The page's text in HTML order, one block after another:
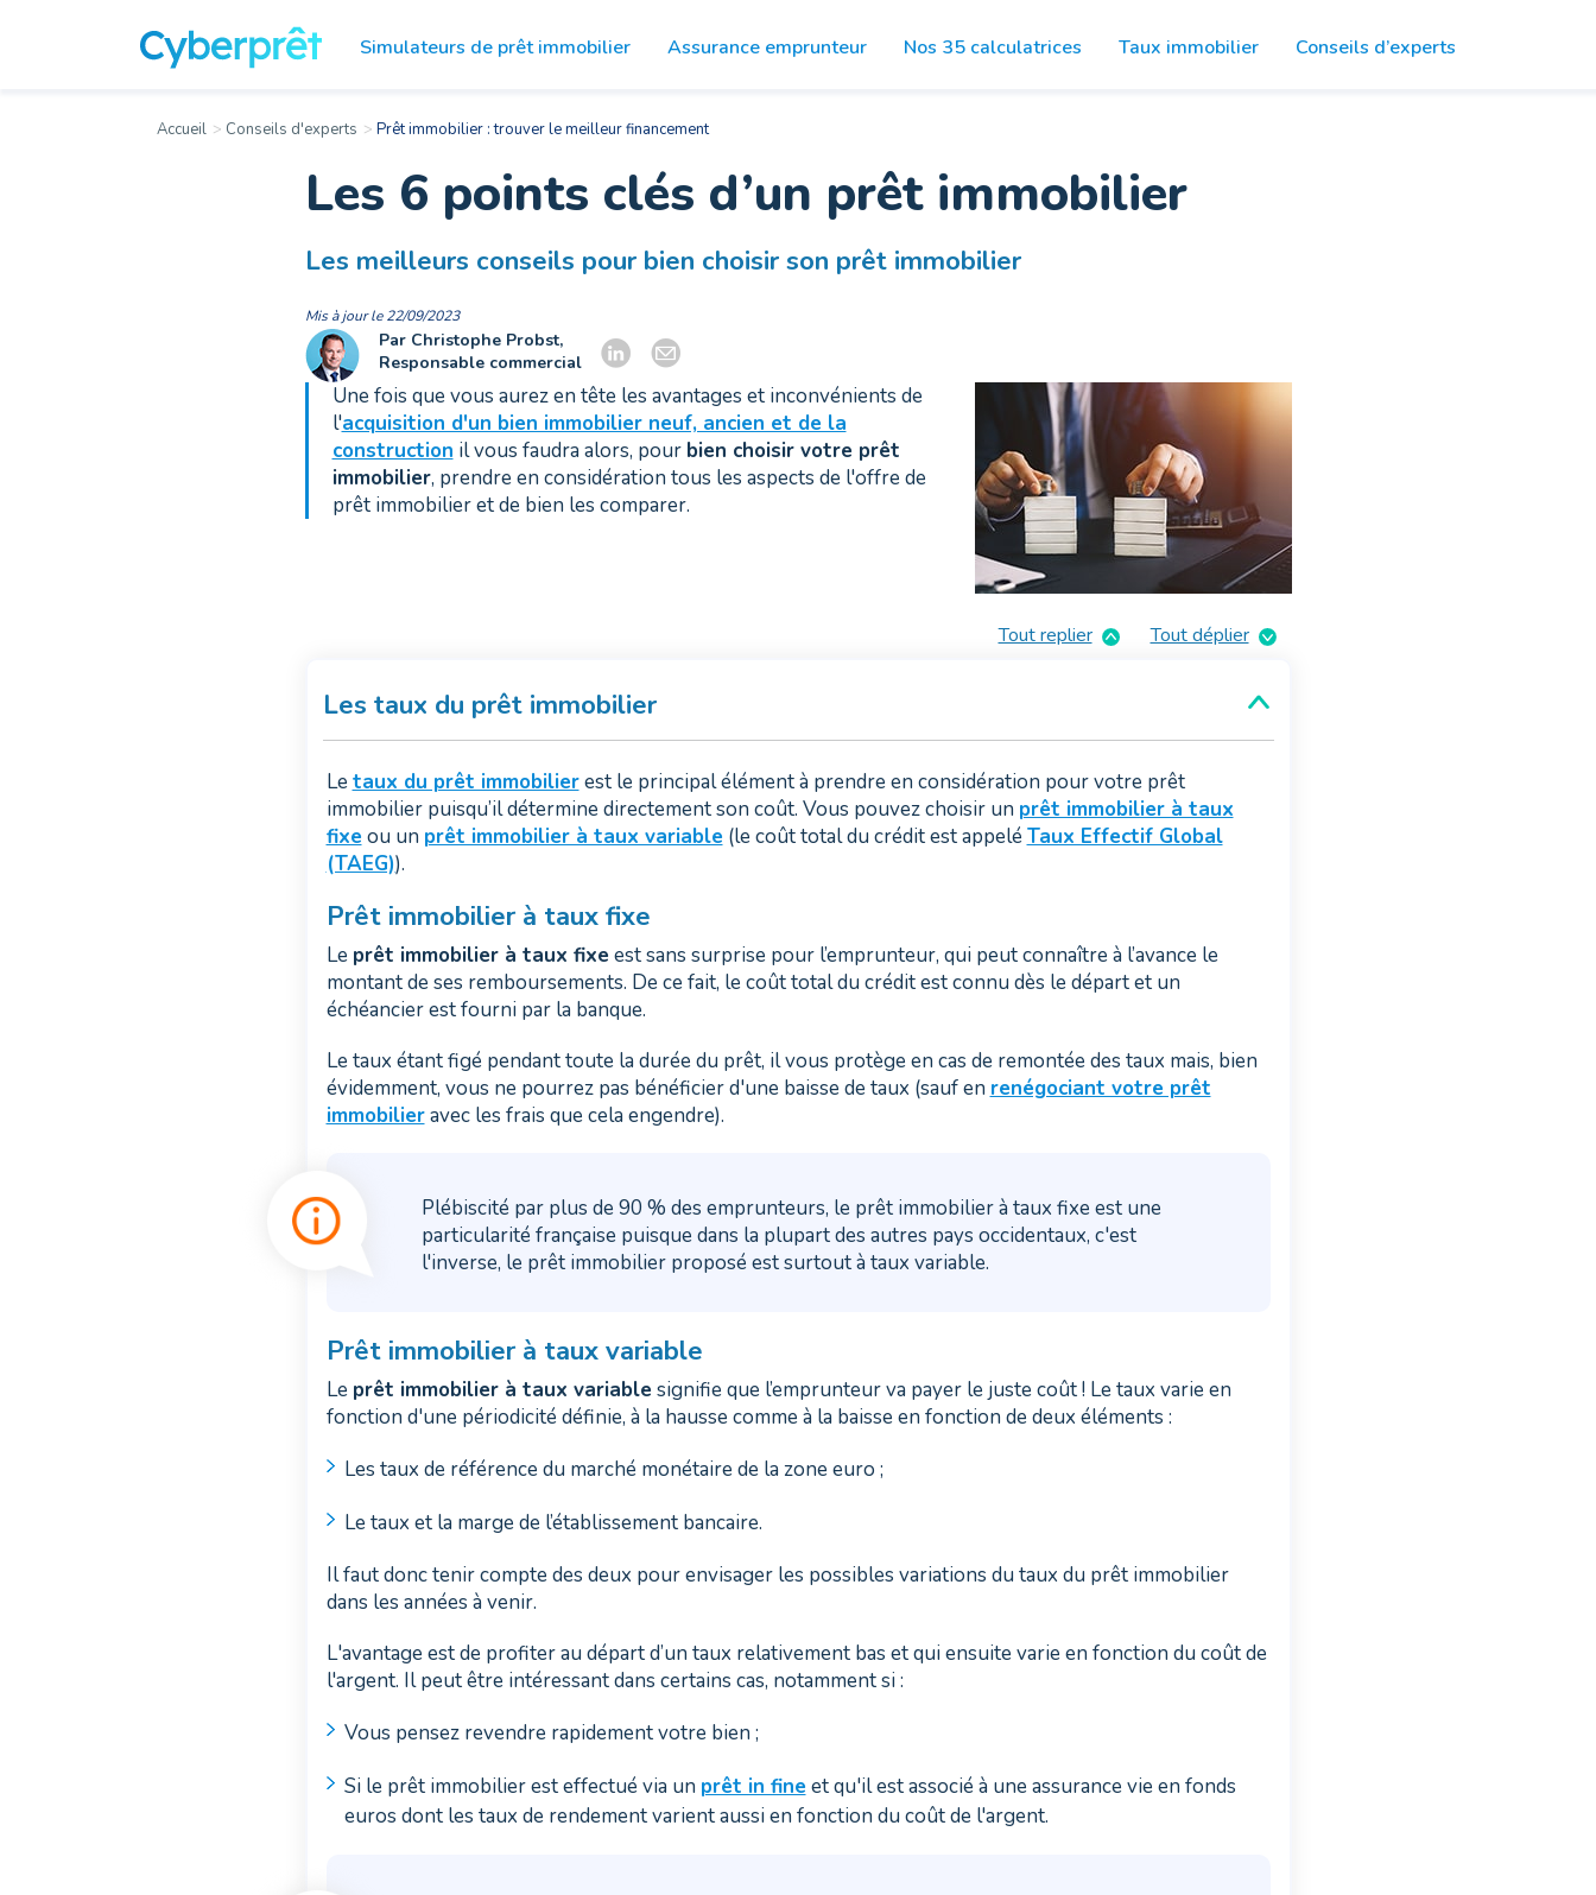
Simulateurs de prêt immobilier Assurance emprunteur Nos 35 calculatrices Taux immobilier Conseils d’experts
Accueil Conseils d'experts Prêt immobilier : trouver le meilleur financement
Les 6 points clés d’un prêt immobilier
Les meilleurs conseils pour bien choisir son prêt immobilier
Mis à jour le 22/09/2023
Par Christophe Probst,
Responsable commercial
Une fois que vous aurez en tête les avantages et inconvénients de
l'acquisition d'un bien immobilier neuf, ancien et de la
construction il vous faudra alors, pour bien choisir votre prêt
immobilier, prendre en considération tous les aspects de l'offre de
prêt immobilier et de bien les comparer.
Tout déplier
Tout replier
Les taux du prêt immobilier
Letaux du prêt immobilierest le principal élément à prendre en considération pour votre prêt
immobilier puisqu’il détermine directement son coût. Vous pouvez choisir un prêt immobilier à taux
fixe ou un prêt immobilier à taux variable (le coût total du crédit est appeléTaux Effectif Global
(TAEG)).
Prêt immobilier à taux fixe
Le prêt immobilier à taux fixe est sans surprise pour l’emprunteur, qui peut connaître à l’avance le
montant de ses remboursements. De ce fait, le coût total du crédit est connu dès le départ et un
échéancier est fourni par la banque.
Le taux étant figé pendant toute la durée du prêt, il vous protège en cas de remontée des taux mais, bien
évidemment, vous ne pourrez pas bénéficier d'une baisse de taux (sauf en renégociant votre prêt
immobilieravec les frais que cela engendre).
Plébiscité par plus de 90 % des emprunteurs, le prêt immobilier à taux fixe est une
particularité française puisque dans la plupart des autres pays occidentaux, c'est
l'inverse, le prêt immobilier proposé est surtout à taux variable.
Prêt immobilier à taux variable
Le prêt immobilier à taux variable signifie que l’emprunteur va payer le juste coût ! Le taux varie en
fonction d'une périodicité définie, à la hausse comme à la baisse en fonction de deux éléments :
Les taux de référence du marché monétaire de la zone euro ;
Le taux et la marge de l’établissement bancaire.
Il faut donc tenir compte des deux pour envisager les possibles variations du taux du prêt immobilier
dans les années à venir.
L'avantage est de profiter au départ d’un taux relativement bas et qui ensuite varie en fonction du coût de
l'argent. Il peut être intéressant dans certains cas, notamment si :
Vous pensez revendre rapidement votre bien ;
Si le prêt immobilier est effectué via un prêt in fine et qu'il est associé à une assurance vie en fonds
euros dont les taux de rendement varient aussi en fonction du coût de l'argent.